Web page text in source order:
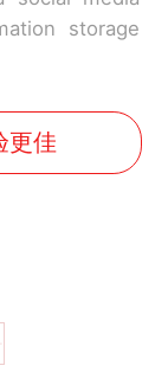
storage
更佳
的女孩，
”改写了